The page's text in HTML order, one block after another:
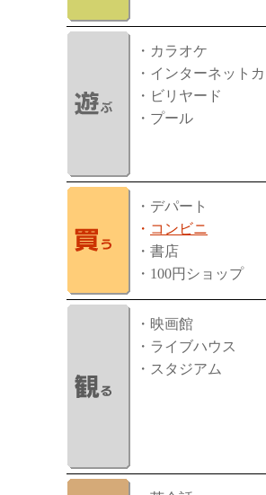
・カラオケ
・インターネット
・ビリヤード
・プール
・デパート
・ コンビニ
・書店
・100円ショップ
・映画館
・ライブハウス
・スタジアム